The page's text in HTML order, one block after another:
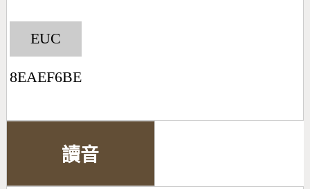
EUC
8EAEF6BE
讀音